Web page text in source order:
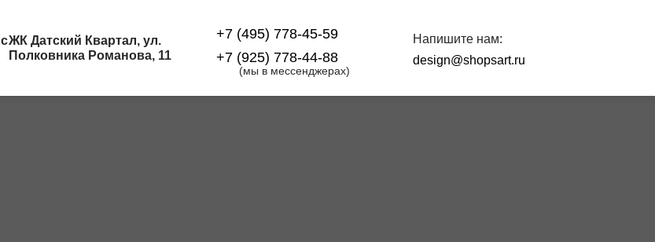
сЖК Датский Квартал, ул.
Полковника Романова, 11
+7 (495) 778-45-59
+7 (925) 778‑44‑88
(мы в мессенджерах)
Напишите нам:
design@shopsart.ru